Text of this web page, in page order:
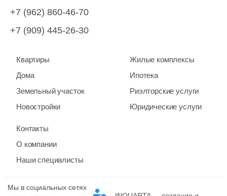
+7 (962) 860-46-70
+7 (909) 445-26-30
Квартиры
Дома
Земельный участок
Новостройки
Жилые комплексы
Ипотека
Риэлторские услуги
Юридические услуги
Контакты
О компании
Наши специалисты
Мы в социальных сетях